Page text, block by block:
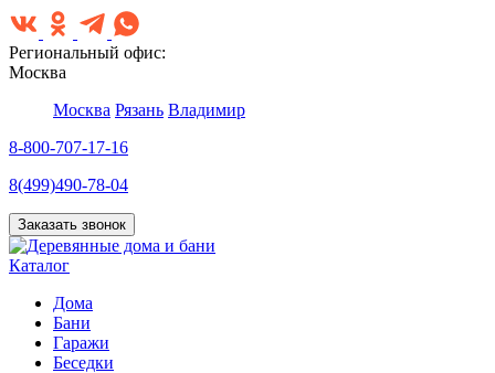
Региональный офис:
Москва
Москва Рязань Владимир
8-800-707-17-16
8(499)490-78-04
Заказать звонок
Каталог
Дома
Бани
Гаражи
Беседки